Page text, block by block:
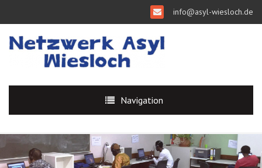
info@asyl-wiesloch.de
Navigation